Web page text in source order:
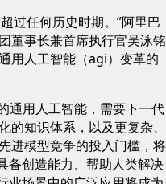
任何历史时期。”阿里巴
董事长兼首席执行官吴泳铭
用人工智能（agi）变革的
用人工智能，需要下一代
知识体系，以及更复杂、
进模型竞争的投入门槛，将
备创造能力、帮助人类解决